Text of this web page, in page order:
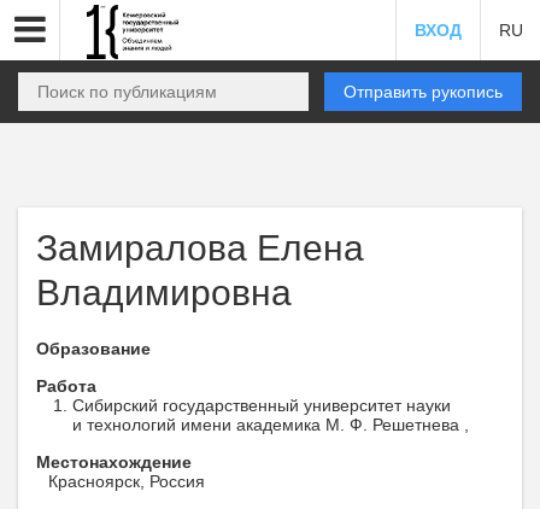
ВХОД RU
Отправить рукопись
Замиралова Елена
Владимировна
Образование
Работа
Сибирский государственный университет науки
и технологий имени академика М. Ф. Решетнева ,
Местонахождение
Красноярск, Россия